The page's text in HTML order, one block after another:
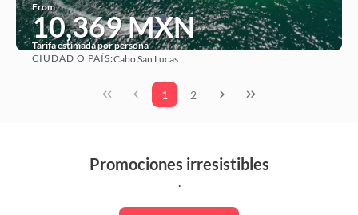
From
10,369 MXN
Tarifa estimada por persona
See
CIUDAD O PAÍS:Cabo San Lucas
1 2
Promociones irresistibles
.